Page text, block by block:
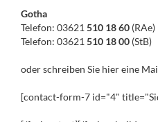
Gotha
Telefon: 03621 510 18 60 (RAe)
Telefon: 03621 510 18 00 (StB)
oder schreiben Sie hier eine
[contact-form-7 id="4"